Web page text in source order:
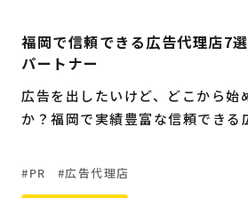
福岡で信頼できる広告代理店7
パートナー
広告を出したいけど、どこから
か？福岡で実績豊富な信頼でき
PR 広告代理店